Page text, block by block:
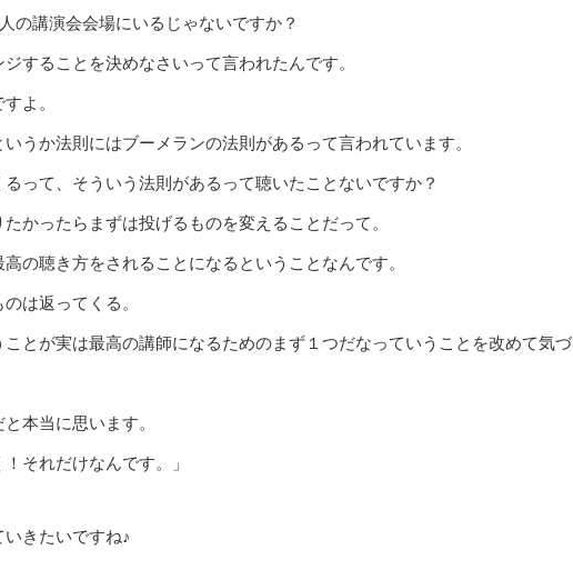
の講演会会場にいるじゃないですか？
することを決めなさいって言われたんです。
よ。
うか法則にはブーメランの法則があるって言われています。
って、そういう法則があるって聴いたことないですか？
かったらまずは投げるものを変えることだって。
の聴き方をされることになるということなんです。
は返ってくる。
とが実は最高の講師になるためのまず１つだなっていうことを改めて気づ
本当に思います。
それだけなんです。」
きたいですね♪